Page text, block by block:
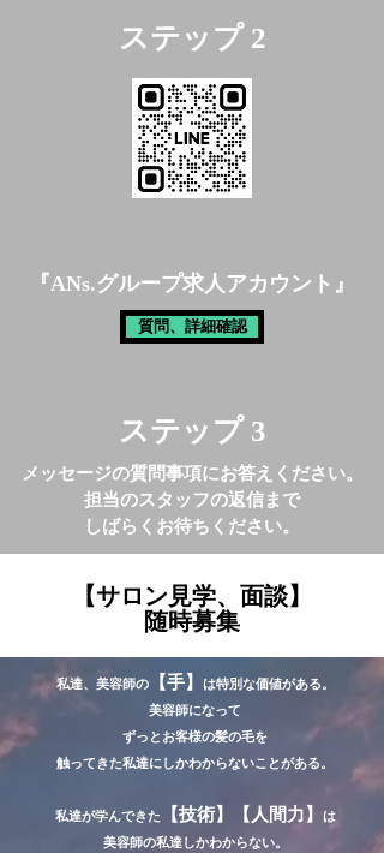
​ステップ 2
『ANs.グループ求人アカウント 』
質問、詳細確認
​ステップ 3
メッセージの質問事項にお答えください。
​担当のスタッフの返信まで
しばらくお待ちください。
【サロン見学、面談​】
​随時募集
私達、美容師の【手】
は特別な価値がある。
美容師になって
ずっとお客様の髪の毛を
触ってきた私達にしかわからないことがある。
私達が学んできた 【技術】【人間力】
は
美容師の私達しかわからない。